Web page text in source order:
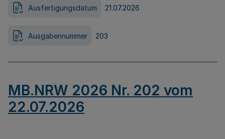
Ausfertigungsdatum 21.07.2026
Ausgabennummer 203
MB.NRW 2026 Nr. 202 vom
22.07.2026